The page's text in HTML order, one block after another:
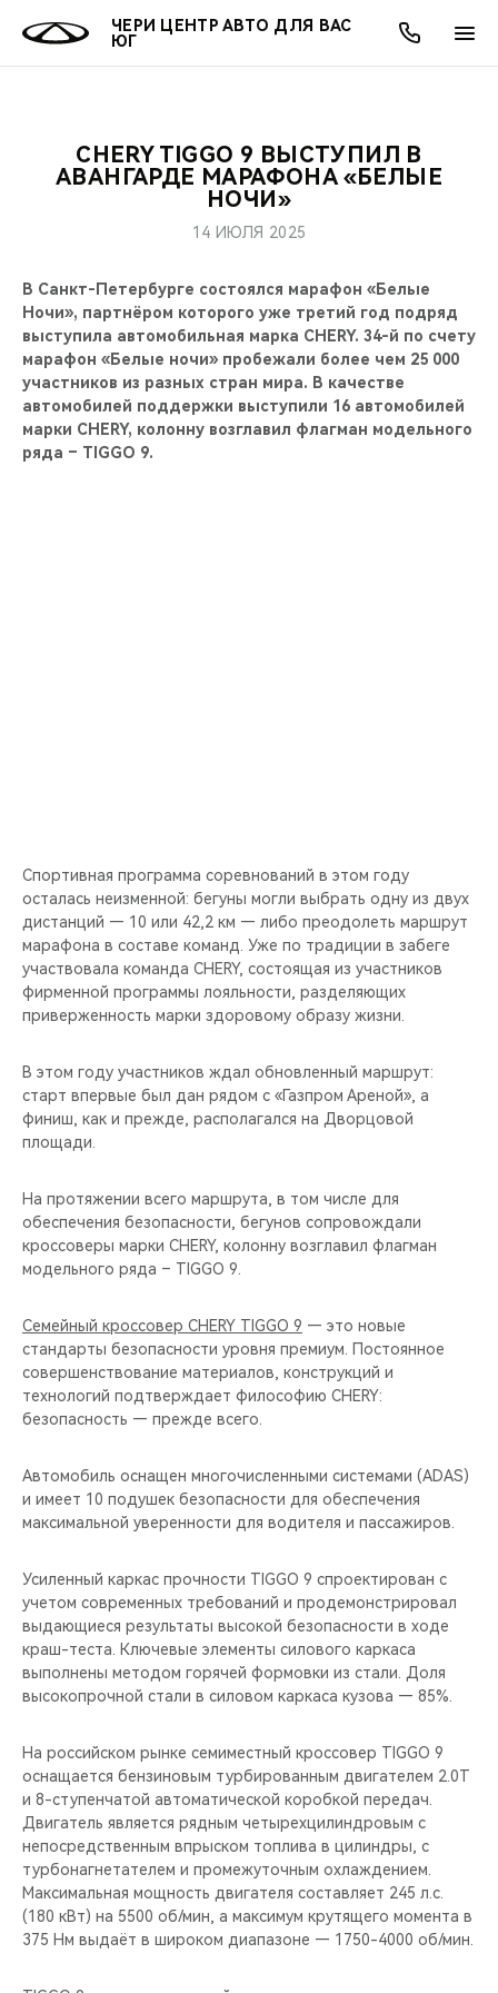
ЧЕРИ ЦЕНТР АВТО ДЛЯ ВАС
ЮГ
МОДЕЛИ
КРОССОВЕРЫ
СЕДАНЫ
НОВИНКИ
ПОКУПАТЕЛЯМ
ВЛАДЕЛЬЦАМ
ПОДДЕРЖКА
CHERY CONNECT
МИР CHERY
CHERY В СОЦСЕТЯХ
ЛЮДИ CHERY
БЛАГОТВОРИТЕЛЬНОСТЬ
АКЦИИ
ОНЛАЙН СЕРВИСЫ
О КОМПАНИИ
CHERY TIGGO 9 ВЫСТУПИЛ В
АВАНГАРДЕ МАРАФОНА «БЕЛЫЕ
НОЧИ»
14 ИЮЛЯ 2025
В Санкт-Петербурге состоялся марафон «Белые
Ночи», партнёром которого уже третий год подряд
выступила автомобильная марка CHERY. 34-й по счету
марафон «Белые ночи» пробежали более чем 25 000
участников из разных стран мира. В качестве
автомобилей поддержки выступили 16 автомобилей
марки CHERY, колонну возглавил флагман модельного
ряда – TIGGO 9.
Спортивная программа соревнований в этом году
осталась неизменной: бегуны могли выбрать одну из двух
дистанций — 10 или 42,2 км — либо преодолеть маршрут
марафона в составе команд. Уже по традиции в забеге
участвовала команда CHERY, состоящая из участников
фирменной программы лояльности, разделяющих
приверженность марки здоровому образу жизни.
В этом году участников ждал обновленный маршрут:
старт впервые был дан рядом с «Газпром Ареной», а
финиш, как и прежде, располагался на Дворцовой
площади.
На протяжении всего маршрута, в том числе для
обеспечения безопасности, бегунов сопровождали
кроссоверы марки CHERY, колонну возглавил флагман
модельного ряда – TIGGO 9.
Семейный кроссовер CHERY TIGGO 9 — это новые
стандарты безопасности уровня премиум. Постоянное
совершенствование материалов, конструкций и
технологий подтверждает философию CHERY:
безопасность — прежде всего.
Автомобиль оснащен многочисленными системами (ADAS)
и имеет 10 подушек безопасности для обеспечения
максимальной уверенности для водителя и пассажиров.
Усиленный каркас прочности TIGGO 9 спроектирован с
учетом современных требований и продемонстрировал
выдающиеся результаты высокой безопасности в ходе
краш-теста. Ключевые элементы силового каркаса
выполнены методом горячей формовки из стали. Доля
высокопрочной стали в силовом каркаса кузова — 85%.
На российском рынке семиместный кроссовер TIGGO 9
оснащается бензиновым турбированным двигателем 2.0T
и 8-ступенчатой автоматической коробкой передач.
Двигатель является рядным четырехцилиндровым с
непосредственным впрыском топлива в цилиндры, с
турбонагнетателем и промежуточным охлаждением.
Максимальная мощность двигателя составляет 245 л.с.
(180 кВт) на 5500 об/мин, а максимум крутящего момента в
375 Нм выдаёт в широком диапазоне — 1750-4000 об/мин.